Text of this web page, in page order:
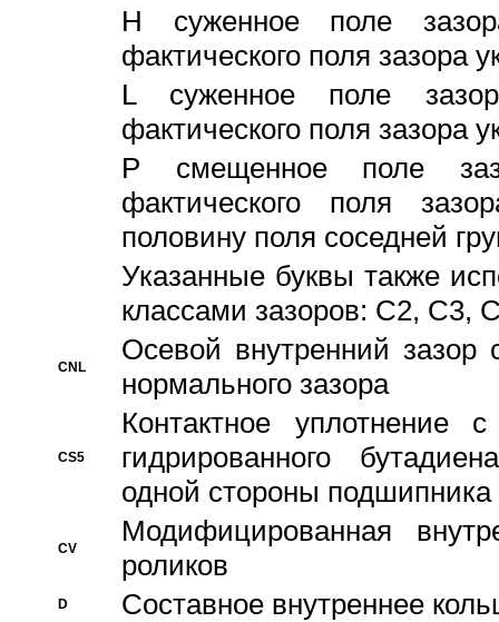
H суженное поле
фактического поля зазора
L суженное поле
фактического поля зазора
P смещенное поле
фактического поля
половину поля соседней
Указанные буквы также
классами зазоров: С2,
CNL
Осевой внутренний зазор
нормального зазора
CS5
Контактное уплотнение
гидрированного
одной стороны подшипника
CV
Модифицированная
роликов
D Составное внутреннее